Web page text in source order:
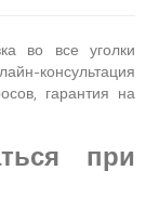
во все уголки
консультация
гарантия на
при